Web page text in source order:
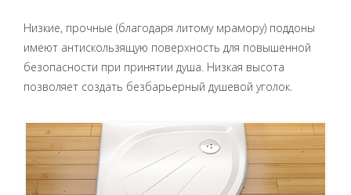
Низкие, прочные (благодаря литому мрамору) поддоны
имеют антискользящую поверхность для повышенной
безопасности при принятии душа. Низкая высота
позволяет создать безбарьерный душевой уголок.